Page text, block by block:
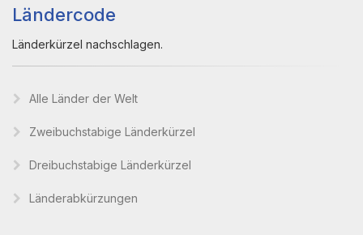
Ländercode
Länderkürzel nachschlagen.
Alle Länder der Welt
Zweibuchstabige Länderkürzel
Dreibuchstabige Länderkürzel
Länderabkürzungen